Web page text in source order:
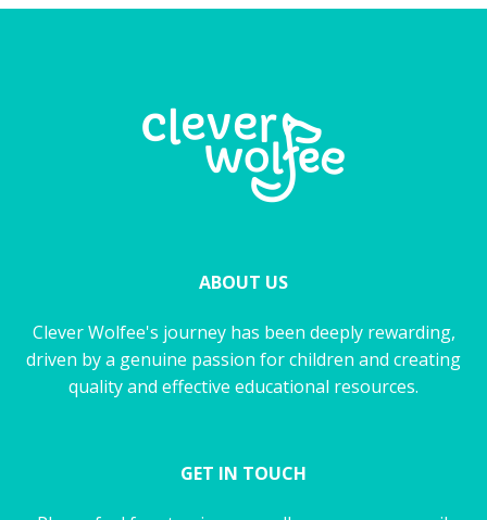
ABOUT US
Clever Wolfee's journey has been deeply rewarding,
driven by a genuine passion for children and creating
quality and effective educational resources.
GET IN TOUCH